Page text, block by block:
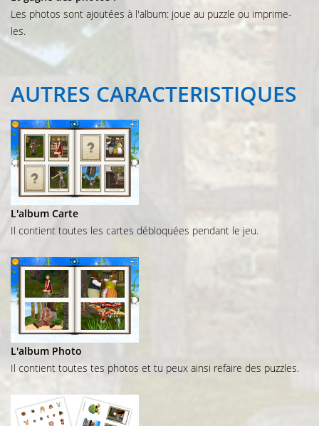
Les photos sont ajoutées à l'album: joue au puzzle ou imprime-
les.
AUTRES CARACTERISTIQUES
L'album Carte
Il contient toutes les cartes débloquées pendant le jeu.
L'album Photo
Il contient toutes tes photos et tu peux ainsi refaire des puzzles.